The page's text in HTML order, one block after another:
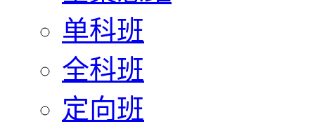
单科班
全科班
定向班